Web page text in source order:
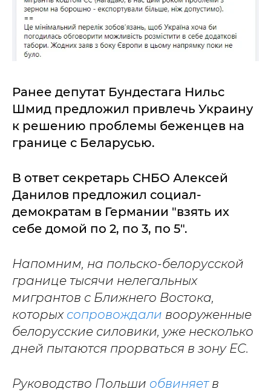
Ранее депутат Бундестага Нильс
Шмид предложил привлечь Украину
к решению проблемы беженцев на
границе с Беларусью.
В ответ секретарь СНБО Алексей
Данилов предложил социал-
демократам в Германии "взять их
себе домой по 2, по 3, по 5".
Напомним, на польско-белорусской
границе тысячи нелегальных
мигрантов с Ближнего Востока,
которых сопровождали вооруженные
белорусские силовики, уже несколько
дней пытаются прорваться в зону ЕС.
Руководство Польши обвиняетв